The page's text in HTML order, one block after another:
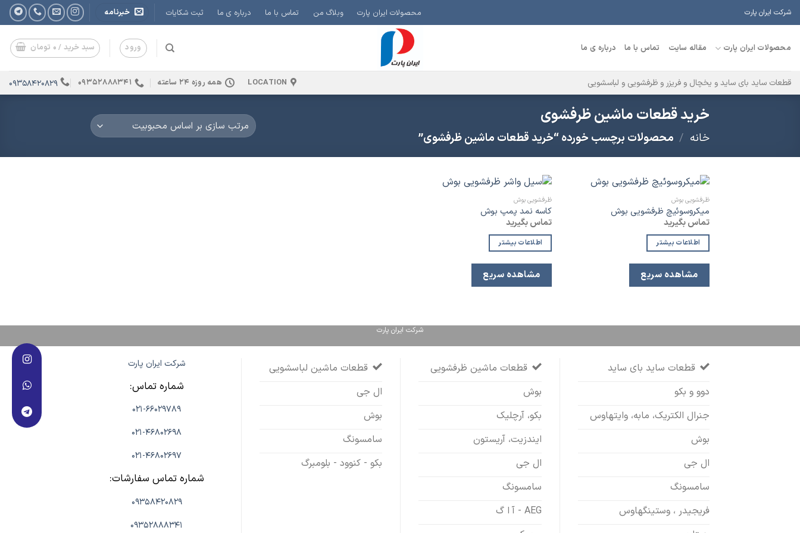
Skip
to
شرکت ایران پارت محصولات ایران پارت وبلاگ من تماس با ما درباره ی ما ثبت شکایات خبرنامه
محصولات ایران پارت مقاله سایت تماس با ما درباره ی ما ورود سبد خرید / ۰ تومان
قطعات ساید بای ساید و یخچال و فریزر و ظرفشویی و لباسشویی LOCATION همه روزه 24 ساعته 09352888341
09358420829
خرید قطعات ماشین ظرفشوی
خانه / محصولات برچسب خورده “خرید قطعات ماشین ظرفشوی”
ظرفشویی بوش
میکروسوئیچ ظرفشویی بوش
تماس بگیرید
اطلاعات بیشتر
مشاهده سریع
ظرفشویی بوش
کاسه نمد پمپ بوش
تماس بگیرید
اطلاعات بیشتر
مشاهده سریع
شرکت ایران پارت
قطعات ساید بای ساید
دوو و بکو
جنرال الکتریک، مابه، وایتهاوس
بوش
ال جی
سامسونگ
فریجیدر ، وستینگهاوس
قطعات ماشین ظرفشویی
بوش
بکو، آرچلیک
ایندزیت، آریستون
ال جی
سامسونگ
AEG - آ ا گ
قطعات ماشین لباسشویی
ال جی
بوش
سامسونگ
بکو - کنوود - بلومبرگ
شرکت ایران پارت
شماره تماس:
021-66029789
021-46802698
021-46802697
شماره تماس سفارشات:
09358420829
09352888341